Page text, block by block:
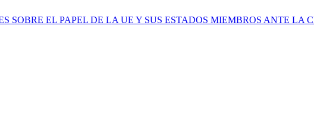
SOBRE EL PAPEL DE LA UE Y SUS ESTADOS MIEMBROS ANTE LA